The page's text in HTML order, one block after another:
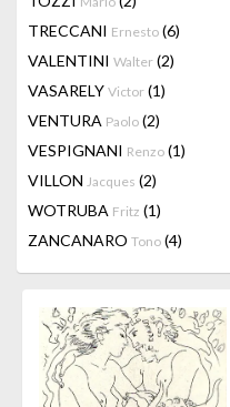
TRECCANI Ernesto (6)
VALENTINI Walter (2)
VASARELY Victor (1)
VENTURA Paolo (2)
VESPIGNANI Renzo (1)
VILLON Jacques (2)
WOTRUBA Fritz (1)
ZANCANARO Tono (4)